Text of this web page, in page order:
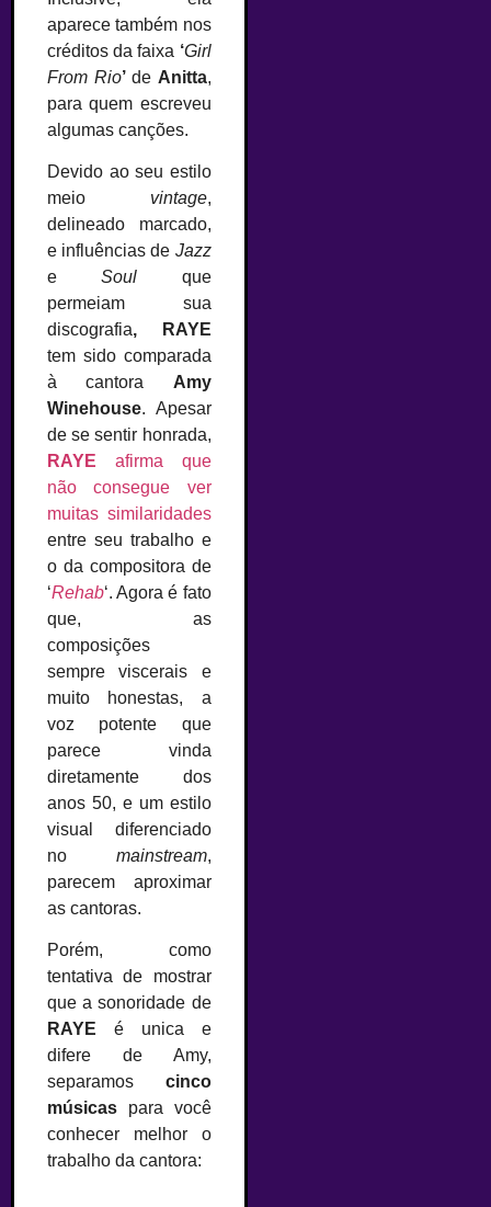
aparece também nos
créditos da faixa ‘Girl
From Rio’de Anitta,
para quem escreveu
algumas canções.
Devido ao seu estilo
meio vintage,
delineado marcado,
e influências de Jazz
eSoul que
permeiam sua
discografia, RAYE
tem sido comparada
à cantora Amy
Winehouse. Apesar
de se sentir honrada,
RAYE afirma que
não consegue ver
muitas similaridades
entre seu trabalho e
o da compositora de
‘Rehab‘. Agora é fato
que, as
composições
sempre viscerais e
muito honestas, a
voz potente que
parece vinda
diretamente dos
anos 50, e um estilo
visual diferenciado
no mainstream,
parecem aproximar
as cantoras.
Porém, como
tentativa de mostrar
que a sonoridade de
RAYE é unica e
difere de Amy,
separamos cinco
músicas para você
conhecer melhor o
trabalho da cantora: